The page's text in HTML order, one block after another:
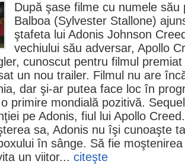
După şase filme cu numele său
Balboa (Sylvester Stallone)
ştafeta lui Adonis Johnson
vechiului său adversar, Apollo
, cunoscut pentru filmul
un nou trailer. Filmul nu are
dar şi-ar putea face loc în
primire mondială pozitivă.
pe Adonis, fiul lui Apollo
sa, Adonis nu îşi cunoaşte
în sânge. Să fie
un viitor... citeşte